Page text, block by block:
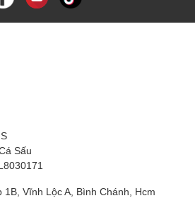
Sấu
1B, Vĩnh Lộc A, Bình Chánh, Hcm